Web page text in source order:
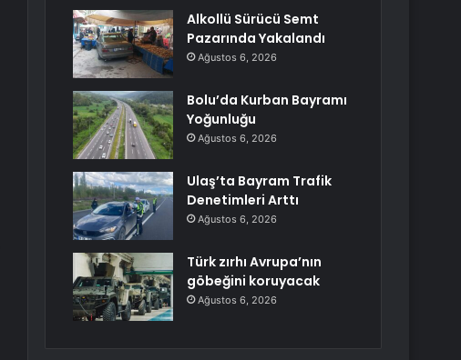
Alkollü Sürücü Semt
Pazarında Yakalandı
Ağustos 6, 2026
Bolu’da Kurban Bayramı
Yoğunluğu
Ağustos 6, 2026
Ulaş’ta Bayram Trafik
Denetimleri Arttı
Ağustos 6, 2026
Türk zırhı Avrupa’nın
göbeğini koruyacak
Ağustos 6, 2026